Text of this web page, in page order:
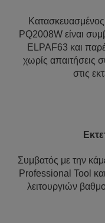
Κατασκευασμένος
PQ2008W είναι
ELPAF63 και
χωρίς απαιτήσεις
στις
Συμβατός με την
Professional Tool
λειτουργιών